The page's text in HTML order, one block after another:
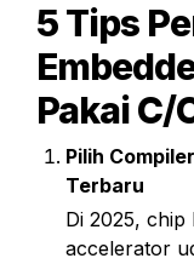
5 Tips
Pakai C/
Pilih
Terbaru
Di 2025, chip
accelerator